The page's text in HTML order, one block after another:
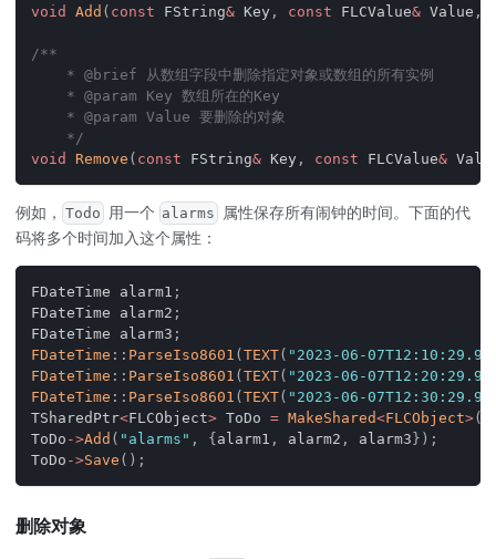
void
Add ( const FString& Key , const FLCValue& Value ,
/**
    * @brief 从数组字段中删除指定对象或数组的所有实例
    * @param Key 数组所在的Key
    * @param Value 要删除的对象
    */
void
Remove ( const FString& Key , const FLCValue&
例如， Todo 用一个 alarms
属性保存所有闹钟的时间。下面的代
码将多个时间加入这个属性：
FDateTime alarm1 ;
FDateTime alarm2 ;
FDateTime alarm3 ;
FDateTime :: ParseIso8601 ( TEXT( "2023-06-
FDateTime :: ParseIso8601 ( TEXT( "2023-06-
FDateTime :: ParseIso8601 ( TEXT( "2023-06-
TSharedPtr<FLCObject> ToDo = MakeShared<FLCObject>(
ToDo ->Add ( "alarms" , { alarm1 , alarm2 , alarm3 } ) ;
ToDo ->Save ( ) ;
删除对象